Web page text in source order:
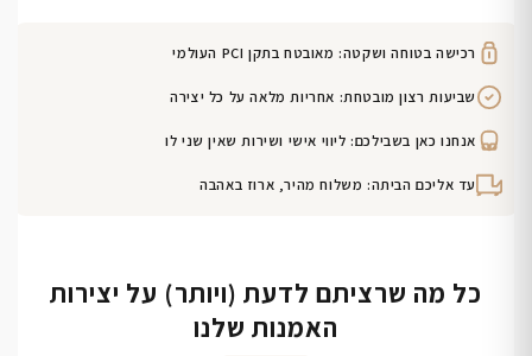
רכישה בטוחה ושקטה: מאובטח בתקן PCI העולמי
שביעות רצון מובטחת: אחריות מלאה על כל יצירה
אנחנו כאן בשבילכם: ליווי אישי ושירות שאין שני לו
עד אליכם הביתה: משלוח מהיר, ארוז באהבה
כל מה שרציתם לדעת (ויותר) על יצירות
האמנות שלנו